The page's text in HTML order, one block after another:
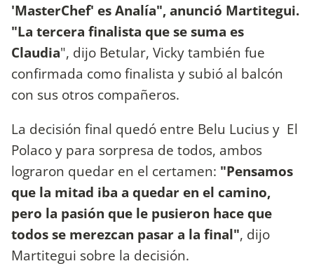
'MasterChef' es Analía", anunció Martitegui.
"La tercera finalista que se suma es
Claudia", dijo Betular, Vicky también fue
confirmada como finalista y subió al balcón
con sus otros compañeros.
La decisión final quedó entre Belu Lucius y El
Polaco y para sorpresa de todos, ambos
lograron quedar en el certamen: "Pensamos
que la mitad iba a quedar en el camino,
pero la pasión que le pusieron hace que
todos se merezcan pasar a la final", dijo
Martitegui sobre la decisión.